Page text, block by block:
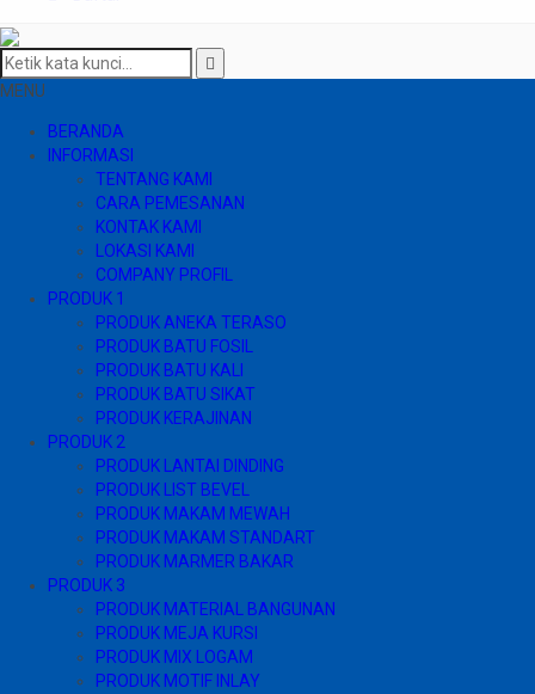
MENU
BERANDA
INFORMASI
TENTANG KAMI
CARA PEMESANAN
KONTAK KAMI
LOKASI KAMI
COMPANY PROFIL
PRODUK 1
PRODUK ANEKA TERASO
PRODUK BATU FOSIL
PRODUK BATU KALI
PRODUK BATU SIKAT
PRODUK KERAJINAN
PRODUK 2
PRODUK LANTAI DINDING
PRODUK LIST BEVEL
PRODUK MAKAM MEWAH
PRODUK MAKAM STANDART
PRODUK MARMER BAKAR
PRODUK 3
PRODUK MATERIAL BANGUNAN
PRODUK MEJA KURSI
PRODUK MIX LOGAM
PRODUK MOTIF INLAY